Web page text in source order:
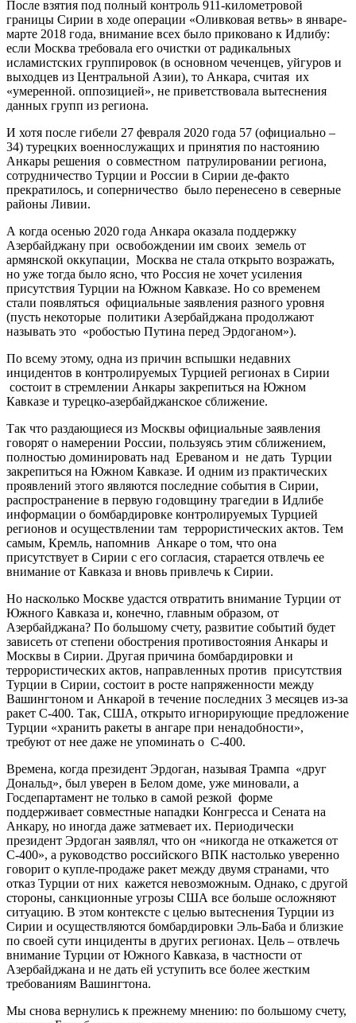
После взятия под полный контроль 911-километровой
границы Сирии в ходе операции «Оливковая ветвь» в январе-
марте 2018 года, внимание всех было приковано к Идлибу:
если Москва требовала его очистки от радикальных
исламистских группировок (в основном чеченцев, уйгуров и
выходцев из Центральной Азии), то Анкара, считая их
«умеренной. оппозицией», не приветствовала вытеснения
данных групп из региона.
И хотя после гибели 27 февраля 2020 года 57 (официально –
34) турецких военнослужащих и принятия по настоянию
Анкары решения о совместном патрулировании региона,
сотрудничество Турции и России в Сирии де-факто
прекратилось, и соперничество было перенесено в северные
районы Ливии.
А когда осенью 2020 года Анкара оказала поддержку
Азербайджану при освобождении им своих земель от
армянской оккупации, Москва не стала открыто возражать,
но уже тогда было ясно, что Россия не хочет усиления
присутствия Турции на Южном Кавказе. Но со временем
стали появляться официальные заявления разного уровня
(пусть некоторые политики Азербайджана продолжают
называть это «робостью Путина перед Эрдоганом»).
По всему этому, одна из причин вспышки недавних
инцидентов в контролируемых Турцией регионах в Сирии
состоит в стремлении Анкары закрепиться на Южном
Кавказе и турецко-азербайджанское сближение.
Так что раздающиеся из Москвы официальные заявления
говорят о намерении России, пользуясь этим сближением,
полностью доминировать над Ереваном и не дать Турции
закрепиться на Южном Кавказе. И одним из практических
проявлений этого являются последние события в Сирии,
распространение в первую годовщину трагедии в Идлибе
информации о бомбардировке контролируемых Турцией
регионов и осуществлении там террористических актов. Тем
самым, Кремль, напомнив Анкаре о том, что она
присутствует в Сирии с его согласия, старается отвлечь ее
внимание от Кавказа и вновь привлечь к Сирии.
Но насколько Москве удастся отвратить внимание Турции от
Южного Кавказа и, конечно, главным образом, от
Азербайджана? По большому счету, развитие событий будет
зависеть от степени обострения противостояния Анкары и
Москвы в Сирии. Другая причина бомбардировки и
террористических актов, направленных против присутствия
Турции в Сирии, состоит в росте напряженности между
Вашингтоном и Анкарой в течение последних 3 месяцев из-за
ракет С-400. Так, США, открыто игнорирующие предложение
Турции «хранить ракеты в ангаре при ненадобности»,
требуют от нее даже не упоминать о С-400.
Времена, когда президент Эрдоган, называя Трампа «друг
Дональд», был уверен в Белом доме, уже миновали, а
Госдепартамент не только в самой резкой форме
поддерживает совместные нападки Конгресса и Сената на
Анкару, но иногда даже затмевает их. Периодически
президент Эрдоган заявлял, что он «никогда не откажется от
С-400», а руководство российского ВПК настолько уверенно
говорит о купле-продаже ракет между двумя странами, что
отказ Турции от них кажется невозможным. Однако, с другой
стороны, санкционные угрозы США все больше осложняют
ситуацию. В этом контексте с целью вытеснения Турции из
Сирии и осуществляются бомбардировки Эль-Баба и близкие
по своей сути инциденты в других регионах. Цель – отвлечь
внимание Турции от Южного Кавказа, в частности от
Азербайджана и не дать ей уступить все более жестким
требованиям Вашингтона.
Мы снова вернулись к прежнему мнению: по большому счету,